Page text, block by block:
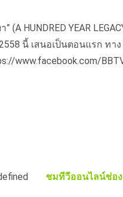
YEAR
นี้ เสนอเป็นตอนแรก ท
www.facebook.com/
ชมทีวีออนไลน์ช่อ